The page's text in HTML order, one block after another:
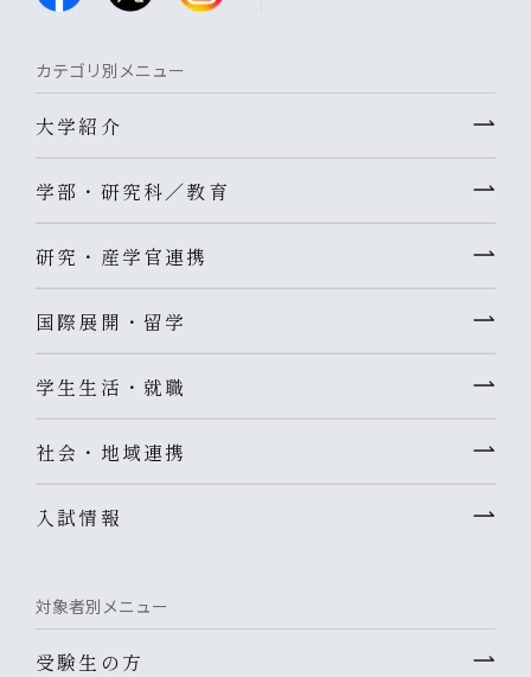
カテゴリ別メニュー
大学紹介
学部・研究科／教育
研究・産学官連携
国際展開・留学
学生生活・就職
社会・地域連携
入試情報
対象者別メニュー
受験生の方